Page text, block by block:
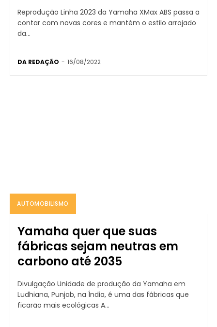
Reprodução Linha 2023 da Yamaha XMax ABS passa a
contar com novas cores e mantém o estilo arrojado
da...
DA REDAÇÃO - 16/08/2022
AUTOMOBILISMO
Yamaha quer que suas
fábricas sejam neutras em
carbono até 2035
Divulgação Unidade de produção da Yamaha em
Ludhiana, Punjab, na Índia, é uma das fábricas que
ficarão mais ecológicas A...